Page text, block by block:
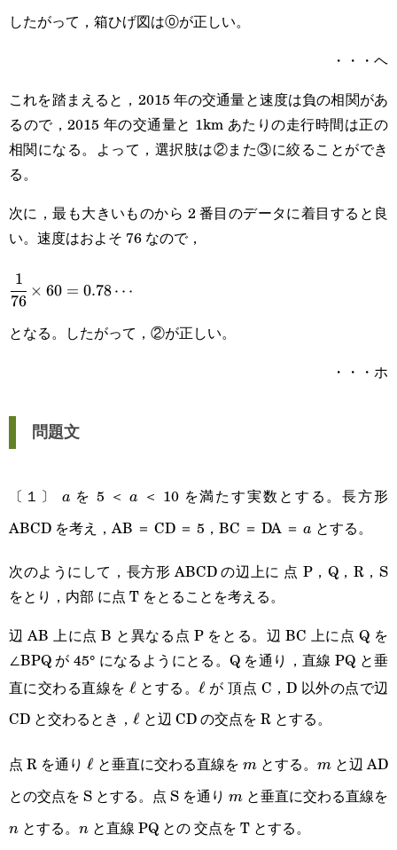
したがって，箱ひげ図は⓪が正しい。
・・・ヘ
これを踏まえると，2015 年の交通量と速度は負の相関があ
るので，2015 年の交通量と 1km あたりの走行時間は正の
相関になる。よって，選択肢は②また③に絞ることができ
る。
次に，最も大きいものから 2 番目のデータに着目すると良
い。速度はおよそ 76 なので，
\cfrac{1}
{76}\times60=0.78\cdots
76
1
× 60 = 0.78 ⋯
となる。したがって，②が正しい。
・・・ホ
問題文
〔１〕 a
a を 5 ＜ a
a
＜ 10 を満たす実数とする。長方形
ABCD を考え，AB ＝ CD ＝ 5，BC ＝ DA ＝ a
a とする。
次のようにして，長方形 ABCD の辺上に 点 P，Q，R，S
をとり，内部 に点 T をとることを考える。
辺 AB 上に点 B と異なる点 P をとる。辺 BC 上に点 Q を
∠BPQ が 45° になるようにとる。Q を通り，直線 PQ と垂
直に交わる直線を \ell
ℓとする。\ell
ℓ が 頂点 C，D 以外の点で辺
CD と交わるとき， \ell
ℓ と辺 CD の交点を R とする。
点 R を通り \ell
ℓ と垂直に交わる直線を m
m とする。 m
m と辺 AD
との交点を S とする。点 S を通り m
m と垂直に交わる直線を
n
n とする。 n
n と直線 PQ との 交点を T とする。